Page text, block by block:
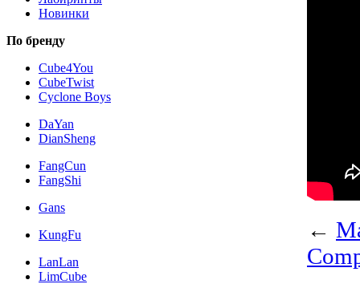
Новинки
По бренду
Cube4You
CubeTwist
Cyclone Boys
DaYan
DianSheng
FangCun
FangShi
Gans
KungFu
LanLan
LimCube
←